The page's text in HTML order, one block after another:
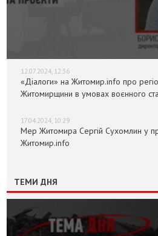
12.07.2024, 12:36
«Діалоги» на Житомир.info про
Житомирщини в умовах воєнного
17.04.2024, 10:29
Мер Житомира Сергій Сухомлин у
Житомир.info
ТЕМИ ДНЯ